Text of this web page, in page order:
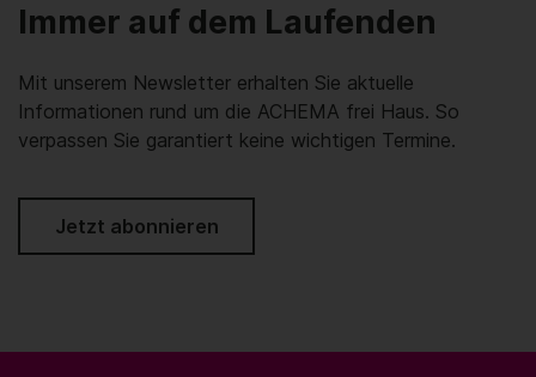
Immer auf dem Laufenden
Mit unserem Newsletter erhalten Sie aktuelle
Informationen rund um die ACHEMA frei Haus. So
verpassen Sie garantiert keine wichtigen Termine.
Jetzt abonnieren